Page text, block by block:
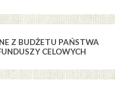
Z BUDŻETU PAŃSTWA
CELOWYCH